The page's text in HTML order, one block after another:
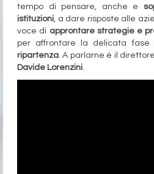
tempo di pensare, anche e
istituzioni, a dare risposte alle
voce di approntare strategie e
per affrontare la delicata fase
ripartenza. A parlarne è il
Davide Lorenzini.